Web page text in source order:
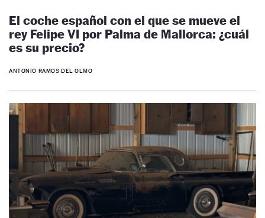
El coche español con el que se mueve el
rey Felipe VI por Palma de Mallorca: ¿cuál
es su precio?
ANTONIO RAMOS DEL OLMO